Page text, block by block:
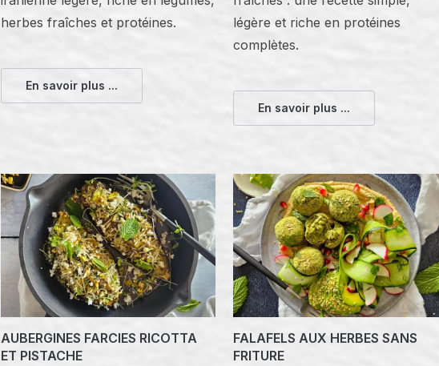
herbes fraîches et protéines.
En savoir plus ...
légère et riche en protéines
complètes.
En savoir plus ...
AUBERGINES FARCIES RICOTTA
ET PISTACHE
FALAFELS AUX HERBES SANS
FRITURE